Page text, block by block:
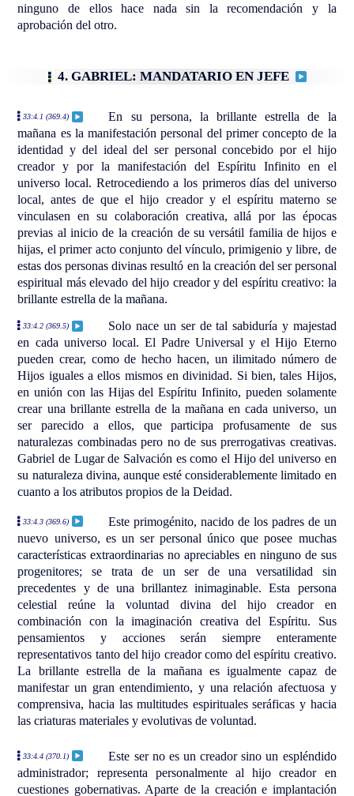
ninguno de ellos hace nada sin la recomendación y la
aprobación del otro.
4. GABRIEL: MANDATARIO EN JEFE
33:4.1 (369.4)
En su persona, la brillante estrella de la
mañana es la manifestación personal del primer concepto de la
identidad y del ideal del ser personal concebido por el hijo
creador y por la manifestación del Espíritu Infinito en el
universo local. Retrocediendo a los primeros días del universo
local, antes de que el hijo creador y el espíritu materno se
vinculasen en su colaboración creativa, allá por las épocas
previas al inicio de la creación de su versátil familia de hijos e
hijas, el primer acto conjunto del vínculo, primigenio y libre, de
estas dos personas divinas resultó en la creación del ser personal
espiritual más elevado del hijo creador y del espíritu creativo: la
brillante estrella de la mañana.
33:4.2 (369.5)
Solo nace un ser de tal sabiduría y majestad
en cada universo local. El Padre Universal y el Hijo Eterno
pueden crear, como de hecho hacen, un ilimitado número de
Hijos iguales a ellos mismos en divinidad. Si bien, tales Hijos,
en unión con las Hijas del Espíritu Infinito, pueden solamente
crear una brillante estrella de la mañana en cada universo, un
ser parecido a ellos, que participa profusamente de sus
naturalezas combinadas pero no de sus prerrogativas creativas.
Gabriel de Lugar de Salvación es como el Hijo del universo en
su naturaleza divina, aunque esté considerablemente limitado en
cuanto a los atributos propios de la Deidad.
33:4.3 (369.6)
Este primogénito, nacido de los padres de un
nuevo universo, es un ser personal único que posee muchas
características extraordinarias no apreciables en ninguno de sus
progenitores; se trata de un ser de una versatilidad sin
precedentes y de una brillantez inimaginable. Esta persona
celestial reúne la voluntad divina del hijo creador en
combinación con la imaginación creativa del Espíritu. Sus
pensamientos y acciones serán siempre enteramente
representativos tanto del hijo creador como del espíritu creativo.
La brillante estrella de la mañana es igualmente capaz de
manifestar un gran entendimiento, y una relación afectuosa y
comprensiva, hacia las multitudes espirituales seráficas y hacia
las criaturas materiales y evolutivas de voluntad.
33:4.4 (370.1)
Este ser no es un creador sino un espléndido
administrador; representa personalmente al hijo creador en
cuestiones gobernativas. Aparte de la creación e implantación